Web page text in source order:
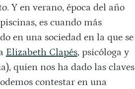
Y en verano, época del año
es cuando más
en una sociedad en la que se
Elizabeth Clapés, psicóloga y
quien nos ha dado las claves
contestar en una